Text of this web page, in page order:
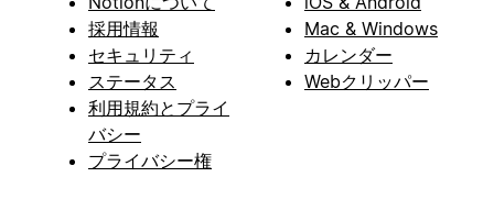
採用情報
セキュリティ
ステータス
利用規約とプライ
バシー
プライバシー権
Mac & Windows
カレンダー
Webクリッパー